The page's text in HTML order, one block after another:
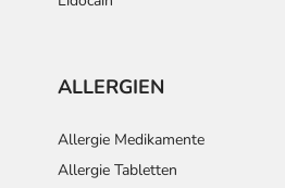
ALLERGIEN
Allergie Medikamente
Allergie Tabletten